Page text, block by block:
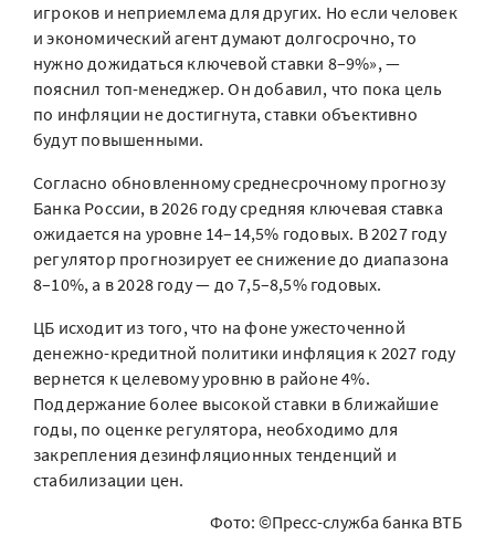
игроков и неприемлема для других. Но если человек
и экономический агент думают долгосрочно, то
нужно дожидаться ключевой ставки 8–9%», —
пояснил топ-менеджер. Он добавил, что пока цель
по инфляции не достигнута, ставки объективно
будут повышенными.
Согласно обновленному среднесрочному прогнозу
Банка России, в 2026 году средняя ключевая ставка
ожидается на уровне 14–14,5% годовых. В 2027 году
регулятор прогнозирует ее снижение до диапазона
8–10%, а в 2028 году — до 7,5–8,5% годовых.
ЦБ исходит из того, что на фоне ужесточенной
денежно-кредитной политики инфляция к 2027 году
вернется к целевому уровню в районе 4%.
Поддержание более высокой ставки в ближайшие
годы, по оценке регулятора, необходимо для
закрепления дезинфляционных тенденций и
стабилизации цен.
Фото: ©Пресс-служба банка ВТБ